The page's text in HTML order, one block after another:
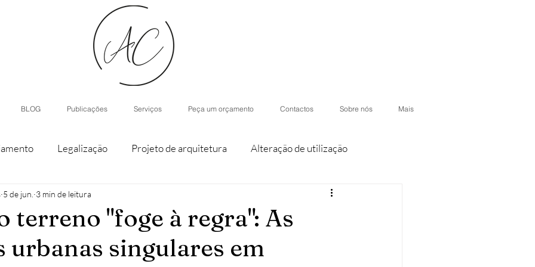
BLOG Publicações Serviços Peça um orçamento Contactos Sobre nós Mais
Legalização Projeto de arquitetura Alteração de utilização
de parcela Condomínios
Casas modulares Inteligência Artificial Hotéis
terreno "foge à regra": As
urbanas singulares em
5 de jun. 3 min de leitura